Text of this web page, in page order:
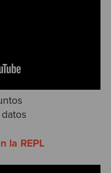
la REPL